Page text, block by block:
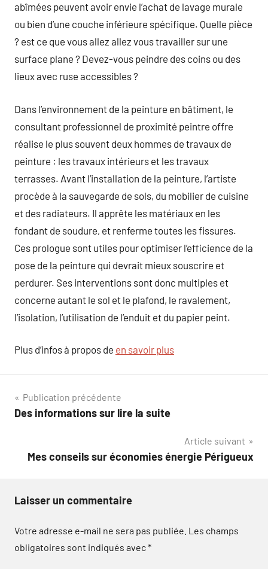
abîmées peuvent avoir envie l’achat de lavage murale
ou bien d’une couche inférieure spécifique. Quelle pièce
? est ce que vous allez allez vous travailler sur une
surface plane ? Devez-vous peindre des coins ou des
lieux avec ruse accessibles ?
Dans l’environnement de la peinture en bâtiment, le
consultant professionnel de proximité peintre offre
réalise le plus souvent deux hommes de travaux de
peinture : les travaux intérieurs et les travaux
terrasses. Avant l’installation de la peinture, l’artiste
procède à la sauvegarde de sols, du mobilier de cuisine
et des radiateurs. Il apprête les matériaux en les
fondant de soudure, et renferme toutes les fissures.
Ces prologue sont utiles pour optimiser l’efficience de la
pose de la peinture qui devrait mieux souscrire et
perdurer. Ses interventions sont donc multiples et
concerne autant le sol et le plafond, le ravalement,
l’isolation, l’utilisation de l’enduit et du papier peint.
Plus d’infos à propos de en savoir plus
Navigation
de
Publication précédente
Des informations sur lire la suite
Article suivant
Mes conseils sur économies énergie Périgueux
Laisser un commentaire
Votre adresse e-mail ne sera pas publiée. Les champs
obligatoires sont indiqués avec*